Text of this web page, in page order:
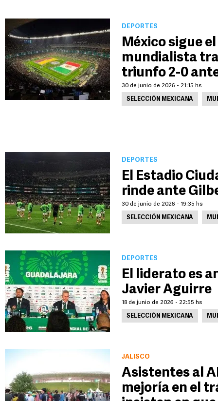
DEPORTES
México sigue
mundialista
triunfo 2-0
30 de junio de 2026 - 21:15 hs
SELECCIÓN MEXICANA
DEPORTES
El Estadio
rinde ante
30 de junio de 2026 - 19:35 hs
SELECCIÓN MEXICANA
DEPORTES
El liderato es
Javier Aguirre
18 de junio de 2026 - 22:55 hs
SELECCIÓN MEXICANA
JALISCO
Asistentes al
mejoría en el